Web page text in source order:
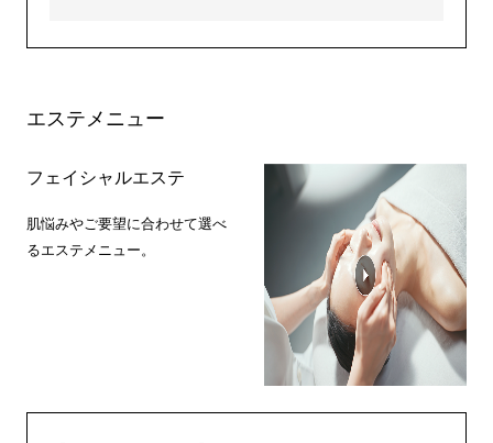
エステメニュー
フェイシャルエステ
肌悩みやご要望に合わせて選べ
るエステメニュー。